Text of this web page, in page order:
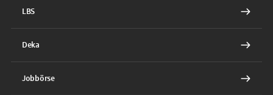
LBS
Deka
Jobbörse